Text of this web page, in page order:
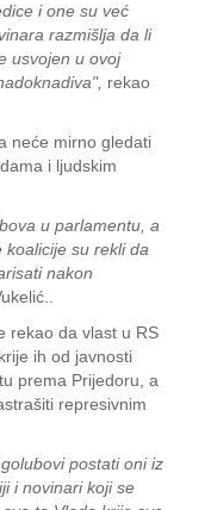
i one su već
razmišlja da li
usvojen u ovoj
rekao
neće mirno gledati
i ljudskim
u parlamentu, a
koalicije su rekli da
nakon
rekao da vlast u RS
ih od javnosti
prema Prijedoru, a
represivnim
postati oni iz
i novinari koji se